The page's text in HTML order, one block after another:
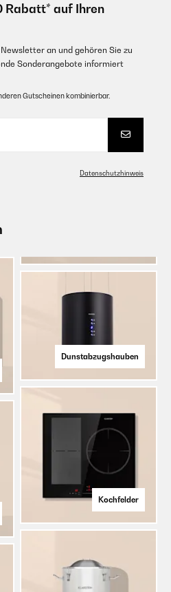
Rabatt* auf Ihren
an und gehören Sie zu
Sonderangebote informiert
Gutscheinen kombinierbar.
Datenschutzhinweis
Dunstabzugshauben
Kochfelder